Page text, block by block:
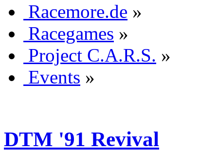
Racemore.de »
Racegames »
Project C.A.R.S. »
Events »
DTM '91 Revival